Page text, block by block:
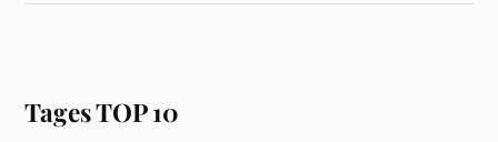
Tages TOP 10